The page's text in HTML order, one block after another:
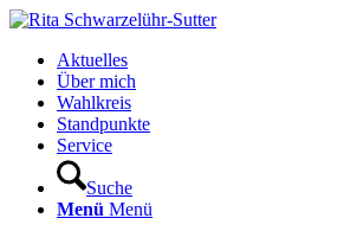
Aktuelles
Über mich
Wahlkreis
Standpunkte
Service
Suche
Menü Menü